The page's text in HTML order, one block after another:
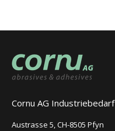
Cornu AG Industriebedarf
Austrasse 5, CH-8505 Pfyn